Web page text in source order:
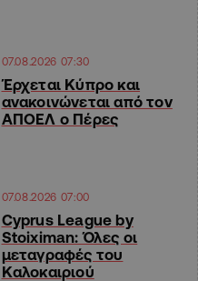
07.08.2026 07:30
Έρχεται Κύπρο και
ανακοινώνεται από τον
ΑΠΟΕΛ ο Πέρες
07.08.2026 07:00
Cyprus League by
Stoiximan: Όλες οι
μεταγραφές του
Καλοκαιριού